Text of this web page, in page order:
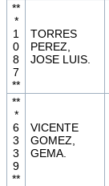
**
*
1
0
8
7
**
TORRES
PEREZ,
JOSE LUIS.
**
*
6
3
3
9
**
VICENTE
GOMEZ,
GEMA.